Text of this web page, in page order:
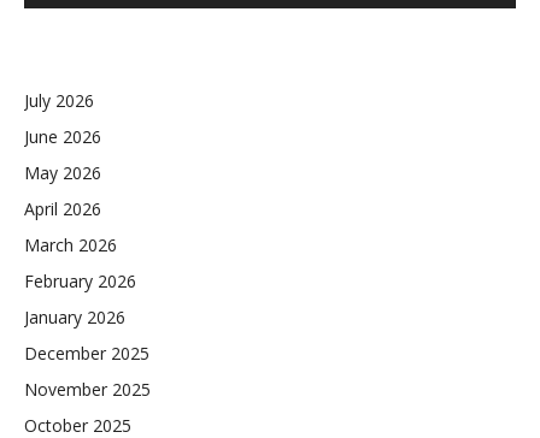
July 2026
June 2026
May 2026
April 2026
March 2026
February 2026
January 2026
December 2025
November 2025
October 2025